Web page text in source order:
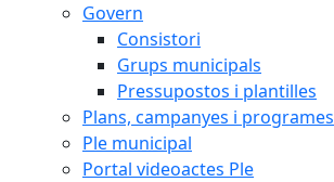
Govern
Consistori
Grups municipals
Pressupostos i plantilles
Plans, campanyes i programes
Ple municipal
Portal videoactes Ple